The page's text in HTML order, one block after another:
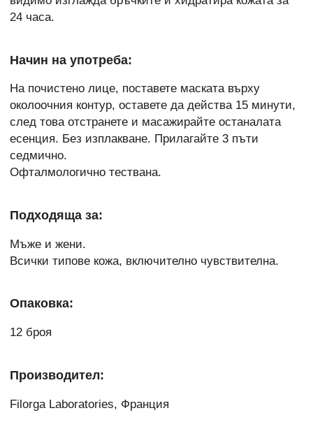
24 часа.
Начин на употреба:
На почистено лице, поставете маската върху
околоочния контур, оставете да действа 15 минути,
след това отстранете и масажирайте останалата
есенция. Без изплакване. Прилагайте 3 пъти
седмично.
Офталмологично тествана.
Подходяща за:
Мъже и жени.
Всички типове кожа, включително чувствителна.
Опаковка:
12 броя
Производител:
Filorga Laboratories, Франция